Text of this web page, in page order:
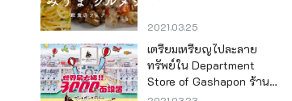
2021.03.25
เตรียมเหรียญไปละลาย
ทรัพย์ใน Department
Store of Gashapon ร้านที่มี
เครื่องกาชาปองเยอะที่สุดใน